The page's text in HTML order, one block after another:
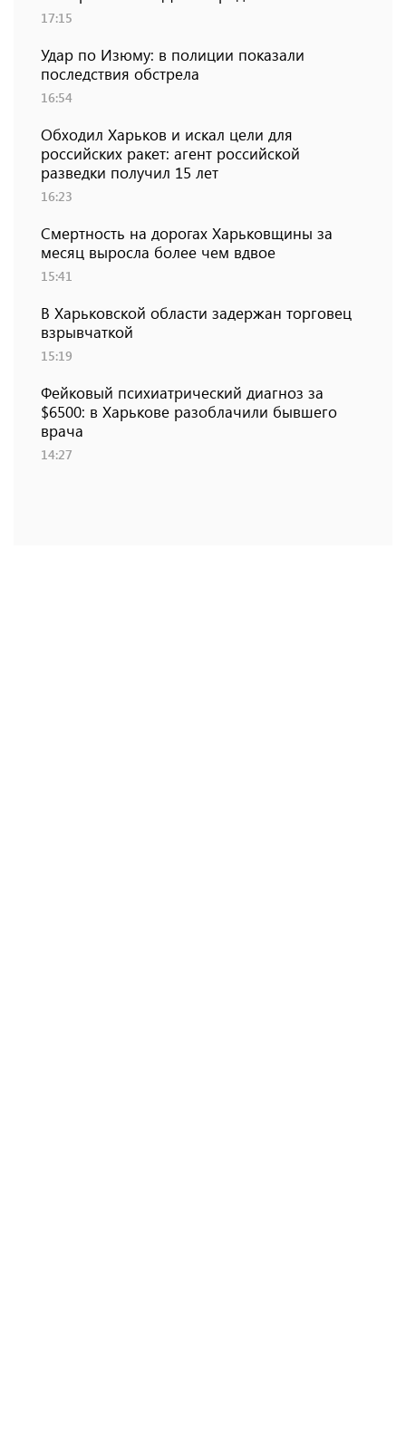
17:15
Удар по Изюму: в полиции показали
последствия обстрела
16:54
Обходил Харьков и искал цели для
российских ракет: агент российской
разведки получил 15 лет
16:23
Смертность на дорогах Харьковщины за
месяц выросла более чем вдвое
15:41
В Харьковской области задержан торговец
взрывчаткой
15:19
Фейковый психиатрический диагноз за
$6500: в Харькове разоблачили бывшего
врача
14:27